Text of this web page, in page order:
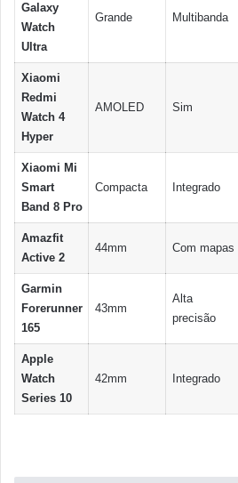
Galaxy
Watch
Ultra
Grande Multibanda
Xiaomi
Redmi
Watch 4
Hyper
AMOLED Sim
Xiaomi Mi
Smart
Band 8 Pro
Compacta Integrado
Amazfit
Active 2
44mm Com mapas
Garmin
Forerunner
165
43mm
Alta
precisão
Apple
Watch
Series 10
42mm Integrado